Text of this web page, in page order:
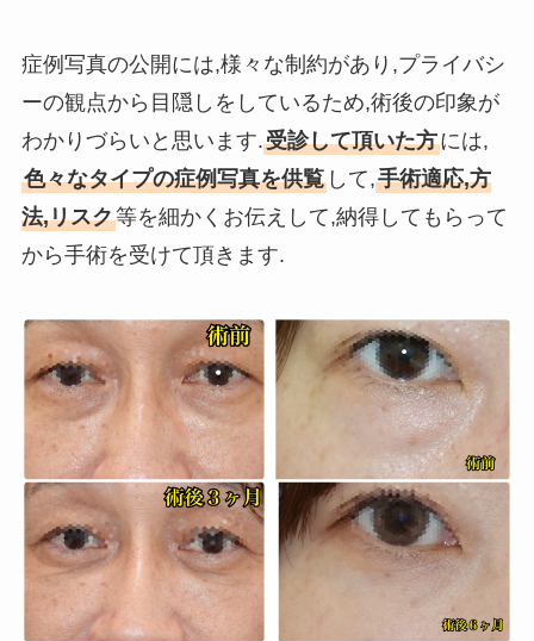
症例写真の公開には,様々な制約があり,プライバシ
ーの観点から目隠しをしているため,術後の印象が
わかりづらいと思います.受診して頂いた方には,
色々なタイプの症例写真を供覧して,手術適応,方
法,リスク等を細かくお伝えして,納得してもらって
から手術を受けて頂きます.